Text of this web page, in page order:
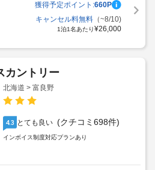
獲得予定ポイント:660P
キャンセル料無料（~8/10)
1泊1名あたり¥26,000
カントリー
北海道 > 富良野
4.3 とても良い (クチコミ698件)
インボイス制度対応プランあり